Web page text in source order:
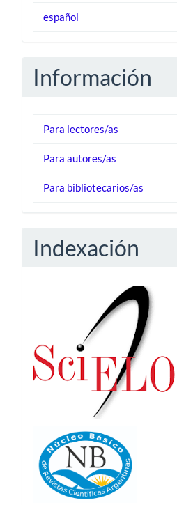
español
Información
Para lectores/as
Para autores/as
Para bibliotecarios/as
Indexación